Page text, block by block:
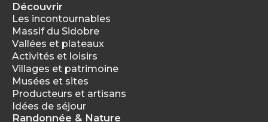
Découvrir
Les incontournables
Massif du Sidobre
Vallées et plateaux
Activités et loisirs
Villages et patrimoine
Musées et sites
Producteurs et artisans
Idées de séjour
Randonnée & Nature